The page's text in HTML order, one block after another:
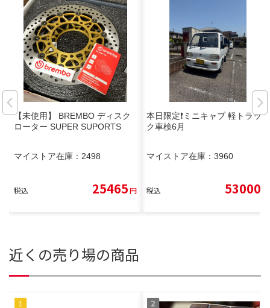
【未使用】 BREMBO ディスク
ローター SUPER SUPORTS
マイストア在庫： 2498
税込 25465円
本日限定❗️ミニキャブ 軽トラッ
ク車検6月
マイストア在庫： 3960
税込 53000
近くの売り場の商品